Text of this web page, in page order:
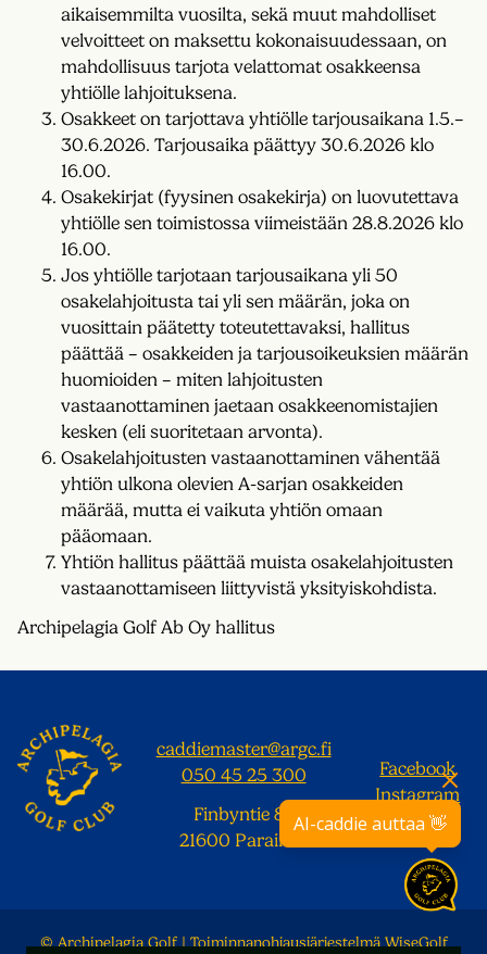
AI-caddie auttaa 👋
aikaisemmilta vuosilta, sekä muut mahdolliset
velvoitteet on maksettu kokonaisuudessaan, on
mahdollisuus tarjota velattomat osakkeensa
yhtiölle lahjoituksena.
Osakkeet on tarjottava yhtiölle tarjousaikana 1.5.–
30.6.2026. Tarjousaika päättyy 30.6.2026 klo
16.00.
Osakekirjat (fyysinen osakekirja) on luovutettava
yhtiölle sen toimistossa viimeistään 28.8.2026 klo
16.00.
Jos yhtiölle tarjotaan tarjousaikana yli 50
osakelahjoitusta tai yli sen määrän, joka on
vuosittain päätetty toteutettavaksi, hallitus
päättää – osakkeiden ja tarjousoikeuksien määrän
huomioiden – miten lahjoitusten
vastaanottaminen jaetaan osakkeenomistajien
kesken (eli suoritetaan arvonta).
Osakelahjoitusten vastaanottaminen vähentää
yhtiön ulkona olevien A-sarjan osakkeiden
määrää, mutta ei vaikuta yhtiön omaan
pääomaan.
Yhtiön hallitus päättää muista osakelahjoitusten
vastaanottamiseen liittyvistä yksityiskohdista.
Archipelagia Golf Ab Oy hallitus
caddiemaster@argc.fi
050 45 25 300
Finbyntie 87
21600 Parainen
Facebook
Instagram
Uutiskirje
© Archipelagia Golf| ToiminnanohjausjärjestelmäWiseGolf